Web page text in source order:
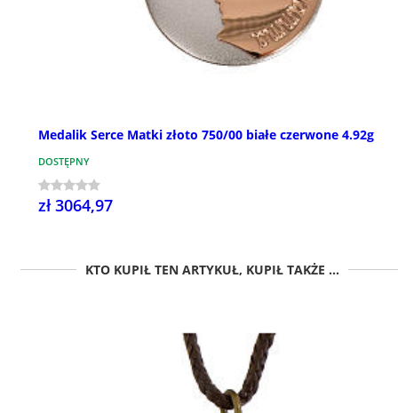
Medalik Serce Matki złoto 750/00 białe czerwone 4.92g
DOSTĘPNY
zł 3064,97
KTO KUPIŁ TEN ARTYKUŁ, KUPIŁ TAKŻE ...